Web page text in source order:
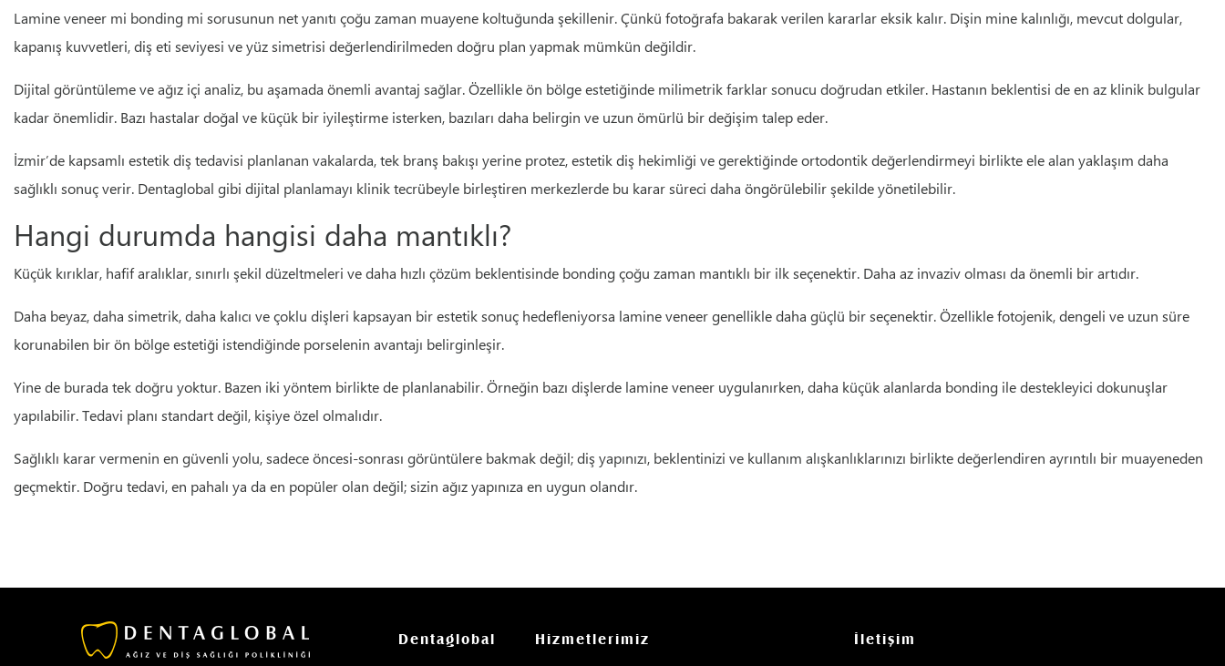
Lamine veneer mi bonding mi sorusunun net yanıtı çoğu zaman muayene koltuğunda şekillenir. Çünkü fotoğrafa bakarak verilen kararlar eksik kalır. Dişin mine kalınlığı, mevcut dolgular,
kapanış kuvvetleri, diş eti seviyesi ve yüz simetrisi değerlendirilmeden doğru plan yapmak mümkün değildir.
Dijital görüntüleme ve ağız içi analiz, bu aşamada önemli avantaj sağlar. Özellikle ön bölge estetiğinde milimetrik farklar sonucu doğrudan etkiler. Hastanın beklentisi de en az klinik bulgular
kadar önemlidir. Bazı hastalar doğal ve küçük bir iyileştirme isterken, bazıları daha belirgin ve uzun ömürlü bir değişim talep eder.
İzmir’de kapsamlı estetik diş tedavisi planlanan vakalarda, tek branş bakışı yerine protez, estetik diş hekimliği ve gerektiğinde ortodontik değerlendirmeyi birlikte ele alan yaklaşım daha
sağlıklı sonuç verir. Dentaglobal gibi dijital planlamayı klinik tecrübeyle birleştiren merkezlerde bu karar süreci daha öngörülebilir şekilde yönetilebilir.
Hangi durumda hangisi daha mantıklı?
Küçük kırıklar, hafif aralıklar, sınırlı şekil düzeltmeleri ve daha hızlı çözüm beklentisinde bonding çoğu zaman mantıklı bir ilk seçenektir. Daha az invaziv olması da önemli bir artıdır.
Daha beyaz, daha simetrik, daha kalıcı ve çoklu dişleri kapsayan bir estetik sonuç hedefleniyorsa lamine veneer genellikle daha güçlü bir seçenektir. Özellikle fotojenik, dengeli ve uzun süre
korunabilen bir ön bölge estetiği istendiğinde porselenin avantajı belirginleşir.
Yine de burada tek doğru yoktur. Bazen iki yöntem birlikte de planlanabilir. Örneğin bazı dişlerde lamine veneer uygulanırken, daha küçük alanlarda bonding ile destekleyici dokunuşlar
yapılabilir. Tedavi planı standart değil, kişiye özel olmalıdır.
Sağlıklı karar vermenin en güvenli yolu, sadece öncesi-sonrası görüntülere bakmak değil; diş yapınızı, beklentinizi ve kullanım alışkanlıklarınızı birlikte değerlendiren ayrıntılı bir muayeneden
geçmektir. Doğru tedavi, en pahalı ya da en popüler olan değil; sizin ağız yapınıza en uygun olandır.
Dentaglobal Hizmetlerimiz İletişim